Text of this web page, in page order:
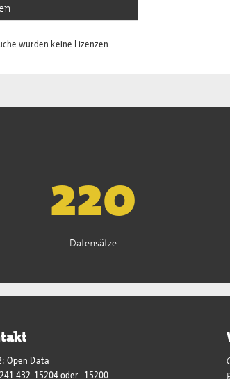
wurden keine Lizenzen
223
Datensätze
Open Data
432-15204 oder -15200